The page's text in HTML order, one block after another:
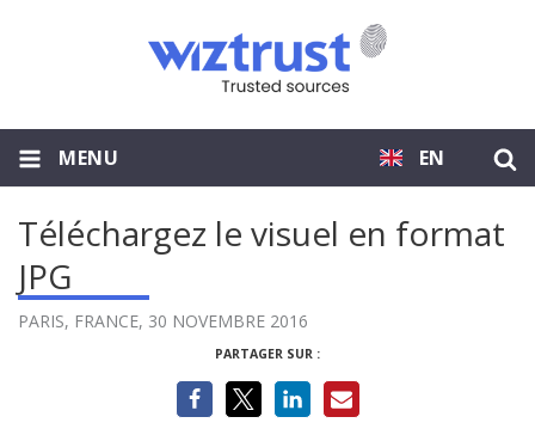
EN
MENU
Téléchargez le visuel en format
JPG
PARIS, FRANCE, 30 NOVEMBRE 2016
PARTAGER SUR :